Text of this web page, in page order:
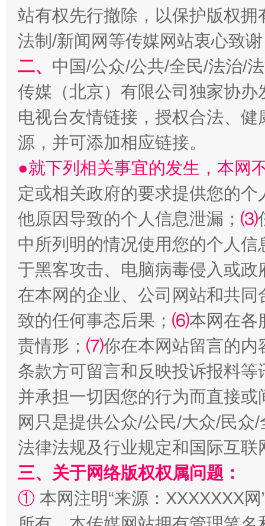
阿坝州三大球赛在茂县开幕 规模
国家大学科技园优化重塑工作
站有权先行撤除，以保护版权
法制/新闻网等传媒网站衷心致
二、 中国/公众/公共/全民/法治/
传媒（北京）有限公司独家协
电视台友情链接，授权合法、
源，并可添加相应链接。
●就下列相关事宜的发生，本网
定或相关政府的要求提供您的个
他原因导致的个人信息泄漏； ⑶
中所列明的情况使用您的个人
于黑客攻击、电脑病毒侵入或
在本网的企业、公司网站和共
致的任何事态后果； ⑹本网在各
责情形； ⑺你在本网站留言的内
条款方可留言和反映投诉报料
并承担一切因您的行为而直接
网只是提供公众/公民/大众/民
法律法规及行业规定和国际互
三、关于网络版权权属问题：
① 本网注明“来源：XXXXXXX